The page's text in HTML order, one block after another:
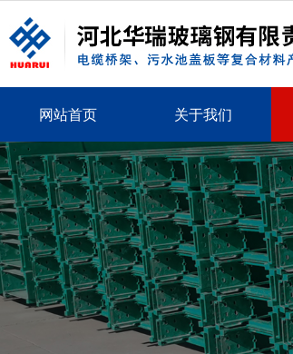
网站首页 关于我们